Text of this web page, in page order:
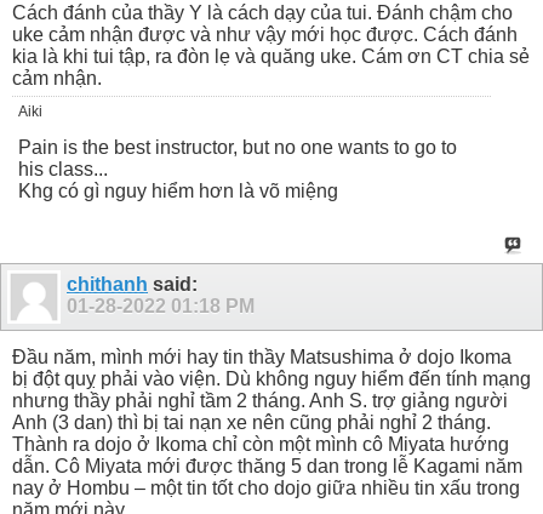
Cách đánh của thầy Y là cách dạy của tui. Đánh chậm cho
uke cảm nhận được và như vậy mới học được. Cách đánh
kia là khi tui tập, ra đòn lẹ và quăng uke. Cám ơn CT chia sẻ
cảm nhận.
Aiki
Pain is the best instructor, but no one wants to go to
his class...
Khg có gì nguy hiểm hơn là võ miệng
chithanh said:
01-28-2022 01:18 PM
Đầu năm, mình mới hay tin thầy Matsushima ở dojo Ikoma
bị đột quỵ phải vào viện. Dù không nguy hiểm đến tính mạng
nhưng thầy phải nghỉ tầm 2 tháng. Anh S. trợ giảng người
Anh (3 dan) thì bị tai nạn xe nên cũng phải nghỉ 2 tháng.
Thành ra dojo ở Ikoma chỉ còn một mình cô Miyata hướng
dẫn. Cô Miyata mới được thăng 5 dan trong lễ Kagami năm
nay ở Hombu – một tin tốt cho dojo giữa nhiều tin xấu trong